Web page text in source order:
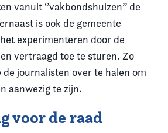
vanuit ‘’vakbondshuizen’’ de
is ook de gemeente
experimenteren door de
vertraagd toe te sturen. Zo
de journalisten over te halen om
aanwezig te zijn.
voor de raad